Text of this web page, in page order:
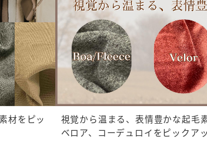
材をピッ
視覚から温まる、表情豊かな起毛
ベロア、コーデュロイをピックア